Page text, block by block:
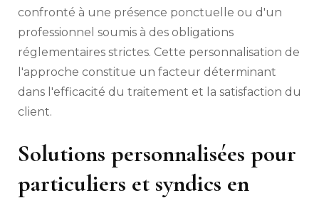
confronté à une présence ponctuelle ou d'un
professionnel soumis à des obligations
réglementaires strictes. Cette personnalisation de
l'approche constitue un facteur déterminant
dans l'efficacité du traitement et la satisfaction du
client.
Solutions personnalisées pour
particuliers et syndics en